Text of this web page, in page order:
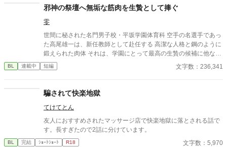
原は上司に向かって、いつもの穏やかな口調を崩した。「……そ
んな顔、部下には見せないんですね」 疲労で僅かに緩んだ榊の表
情。 その弱さを見逃さず、篠原はデスク越しに距離を詰める。
「強がらなくていいですよ。俺の前では、もう」 指先が榊のネク
タイを掴む。 引き寄せられた瞬間、榊の理性は音を立てて崩れ
た。 拒むことも、許すこともできないまま、 彼は“部下”の手によ
びに、自分の知らなかった感情と快楽を知る。それは、上司とし
ずっと榊だけを見つめ続けてきた、静かな執着がある。 「俺、前
から思ってたんです。 あなたが誰かに“支配される”ところ、き
ることで初めて“生きている”と感じてしまう――。 上司と部下、
立場も理性も、すべてが絡み合うオフィスの夜。 秘密の扉を開け
た榊は、もう戻れない。 快楽に溺れるその瞬間まで、彼を待つの
邪神の祭壇へ無垢な筋肉を生贄として捧ぐ
零
世間に秘された名門男子校・平坂学園体育科 空手の名選手であっ
た高尾雄一は、新任教師として赴任する 高潔な人格と鋼のように
鍛えられた肉体 それは、学園にとって最高の生贄の候補に他なら
なかった 至高の筋肉を持つ、精神を削られ意志をなくした青年を
太古の神に捧げるため、“水”、“風”、“土”の信奉者達が暗躍する 意
校で繰り広げられるダークファンタジー
BL 連載中 短編 文字数：236,341
騙されて快楽地獄
てけてとん
友人におすすめされたマッサージ店で快楽地獄に落とされる話で
す。長すぎたので2話に分けています。
BL 完結 ｼｮｰﾄｼｮｰﾄ R18 文字数：5,970